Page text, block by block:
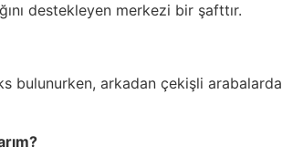
destekleyen merkezi bir şafttır.
bulunurken, arkadan çekişli